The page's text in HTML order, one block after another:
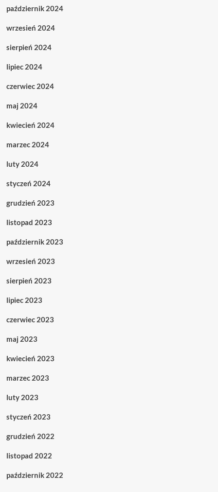
październik 2024
wrzesień 2024
sierpień 2024
lipiec 2024
czerwiec 2024
maj 2024
kwiecień 2024
marzec 2024
luty 2024
styczeń 2024
grudzień 2023
listopad 2023
październik 2023
wrzesień 2023
sierpień 2023
lipiec 2023
czerwiec 2023
maj 2023
kwiecień 2023
marzec 2023
luty 2023
styczeń 2023
grudzień 2022
listopad 2022
październik 2022